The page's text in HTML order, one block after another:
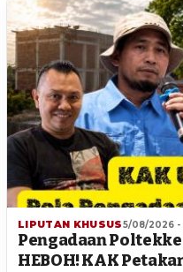
LIPUTAN KHUSUS5/08/2026 -
Pengadaan
HEBOH! KAK